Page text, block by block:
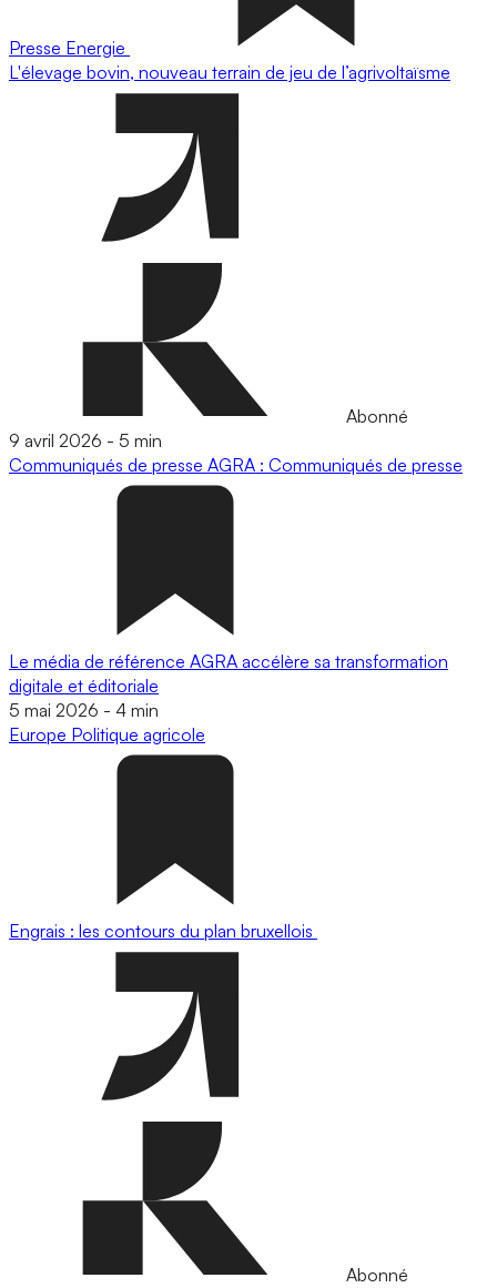
Presse Energie
L'élevage bovin, nouveau terrain de jeu de l’agrivoltaïsme
Abonné
9 avril 2026 - 5 min
Communiqués de presse AGRA : Communiqués de presse
Le média de référence AGRA accélère sa transformation
digitale et éditoriale
5 mai 2026 - 4 min
Europe Politique agricole
Engrais : les contours du plan bruxellois
Abonné